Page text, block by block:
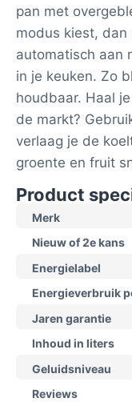
pan met
modus kiest,
automatisch aan
in je keuken. Zo
houdbaar. Haal
de markt?
verlaag je de
groente en fruit
Product
Merk
Nieuw of 2e kans
Energielabel
Energieverbruik
Jaren garantie
Inhoud in liters
Geluidsniveau
Reviews